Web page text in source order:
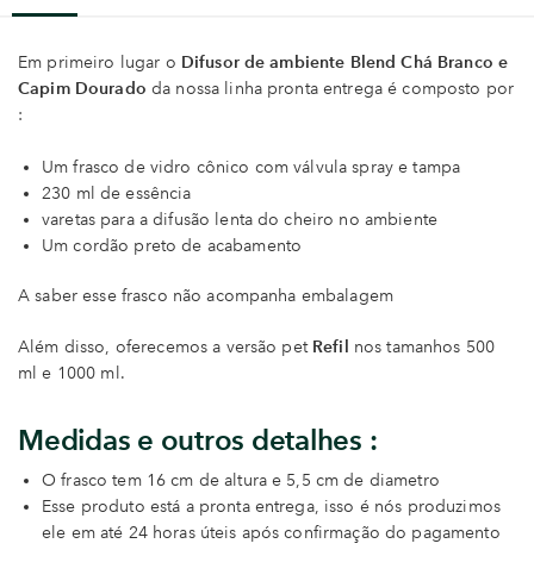
Em primeiro lugar o Difusor de ambiente Blend Chá Branco e
Capim Dourado da nossa linha pronta entrega é composto por
:
Um frasco de vidro cônico com válvula spray e tampa
230 ml de essência
varetas para a difusão lenta do cheiro no ambiente
Um cordão preto de acabamento
A saber esse frasco não acompanha embalagem
Além disso, oferecemos a versão pet Refil nos tamanhos 500
ml e 1000 ml.
Medidas e outros detalhes :
O frasco tem 16 cm de altura e 5,5 cm de diametro
Esse produto está a pronta entrega, isso é nós produzimos
ele em até 24 horas úteis após confirmação do pagamento